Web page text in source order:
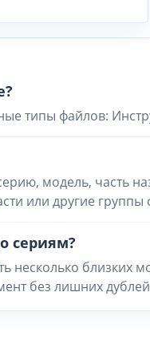
типы файлов:
модель, часть
или другие
сериям?
близких
без лишних